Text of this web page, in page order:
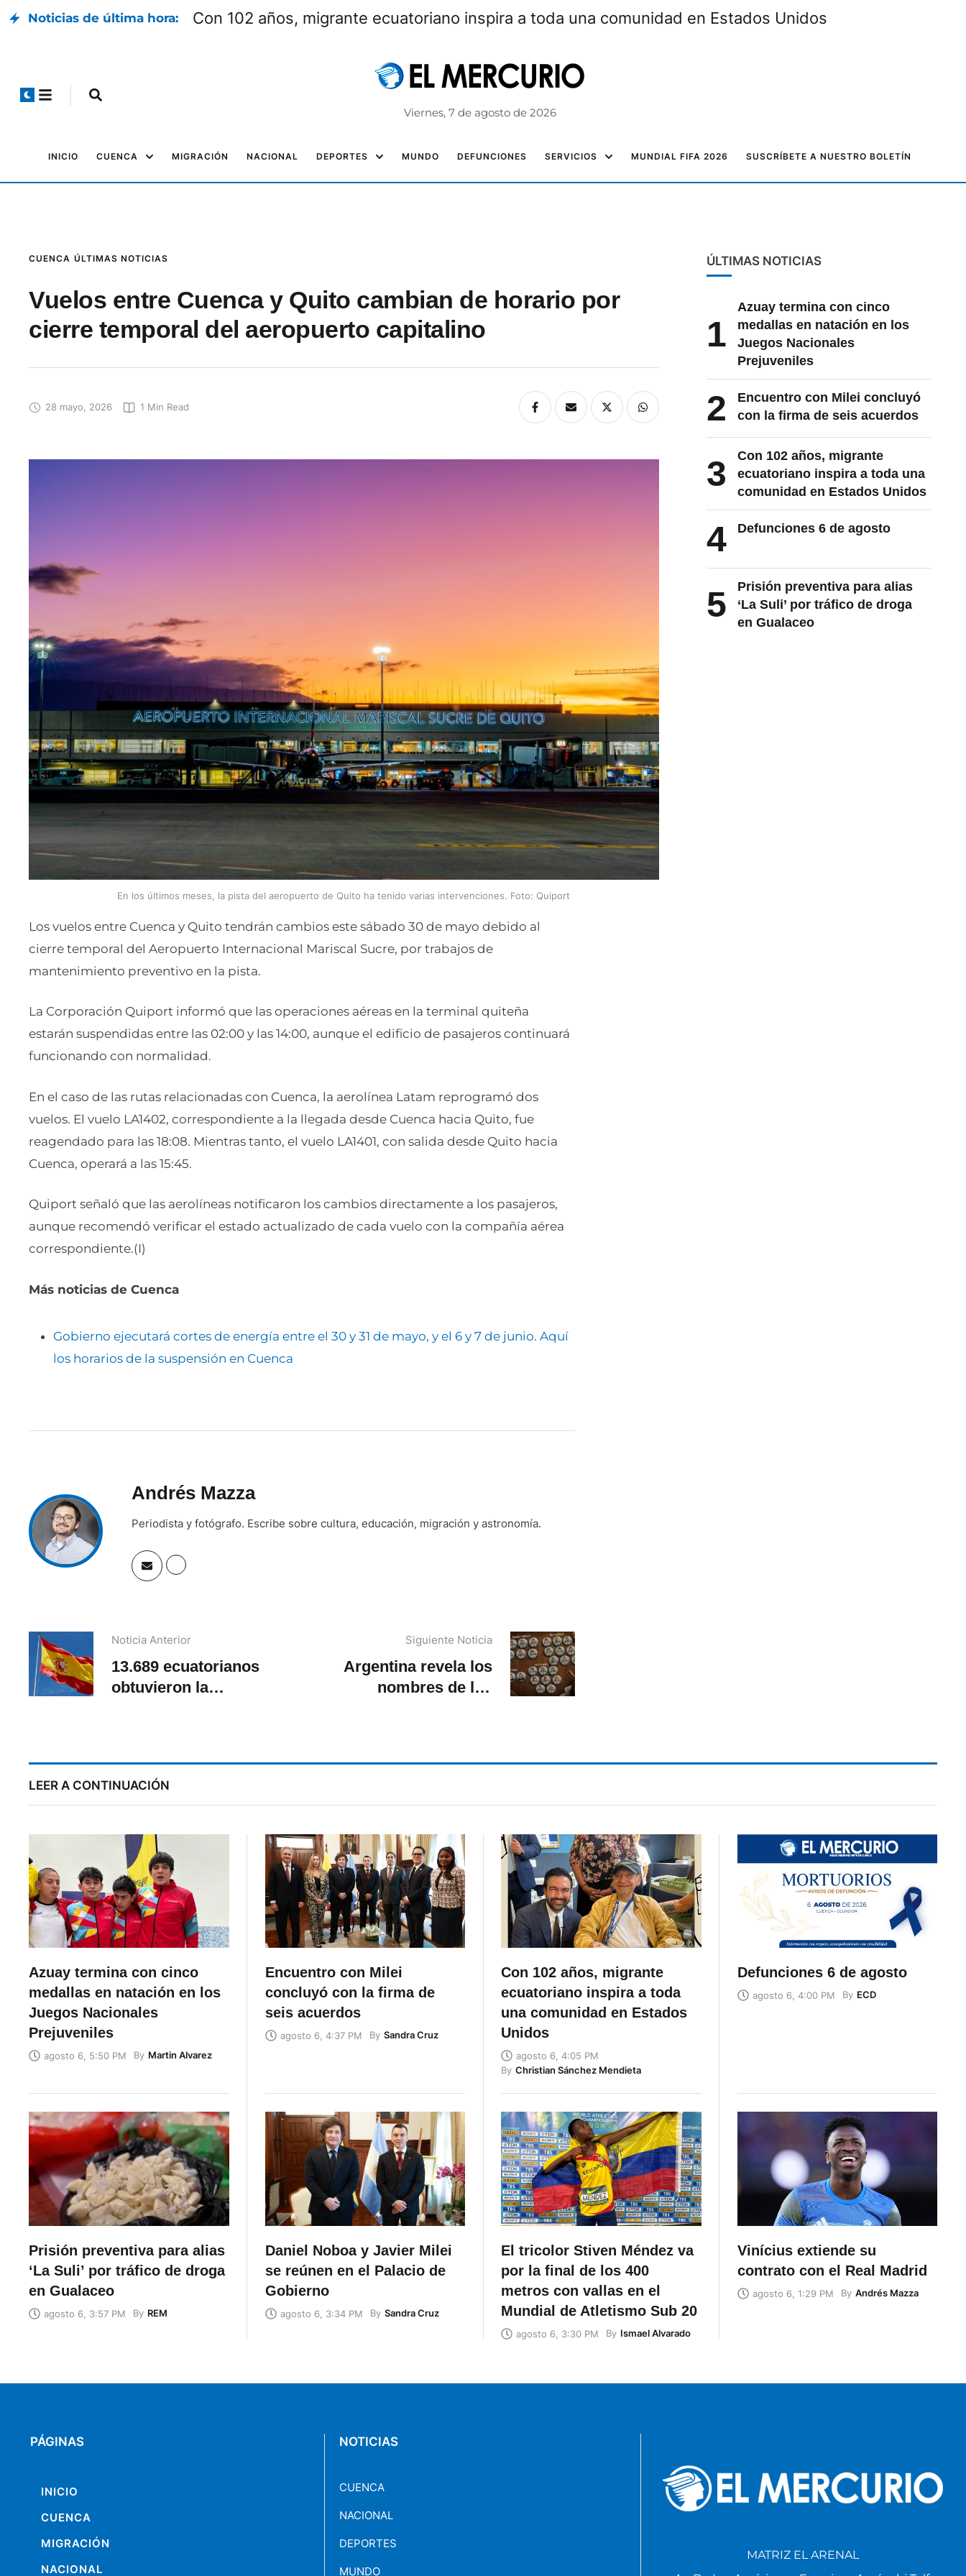
Noticias de última hora: Con 102 años, migrante ecuatoriano inspira a toda una comunidad en Estados Unidos
Viernes, 7 de agosto de 2026
INICIO CUENCA MIGRACIÓN NACIONAL DEPORTES MUNDO DEFUNCIONES SERVICIOS MUNDIAL FIFA 2026 SUSCRÍBETE A NUESTRO BOLETÍN
CUENCA ÚLTIMAS NOTICIAS
Vuelos entre Cuenca y Quito cambian de horario por
cierre temporal del aeropuerto capitalino
28 mayo, 2026 1 Min Read
En los últimos meses, la pista del aeropuerto de Quito ha tenido varias intervenciones. Foto: Quiport
Los vuelos entre Cuenca y Quito tendrán cambios este sábado 30 de mayo debido al
cierre temporal del Aeropuerto Internacional Mariscal Sucre, por trabajos de
mantenimiento preventivo en la pista.
La Corporación Quiport informó que las operaciones aéreas en la terminal quiteña
estarán suspendidas entre las 02:00 y las 14:00, aunque el edificio de pasajeros continuará
funcionando con normalidad.
En el caso de las rutas relacionadas con Cuenca, la aerolínea Latam reprogramó dos
vuelos. El vuelo LA1402, correspondiente a la llegada desde Cuenca hacia Quito, fue
reagendado para las 18:08. Mientras tanto, el vuelo LA1401, con salida desde Quito hacia
Cuenca, operará a las 15:45.
Quiport señaló que las aerolíneas notificaron los cambios directamente a los pasajeros,
aunque recomendó verificar el estado actualizado de cada vuelo con la compañía aérea
correspondiente.(I)
Más noticias de Cuenca
Gobierno ejecutará cortes de energía entre el 30 y 31 de mayo, y el 6 y 7 de junio. Aquí
los horarios de la suspensión en Cuenca
Andrés Mazza
Periodista y fotógrafo. Escribe sobre cultura, educación, migración y astronomía.
Noticia Anterior
13.689 ecuatorianos
obtuvieron la
Siguiente Noticia
Argentina revela los
nombres de los
ÚLTIMAS NOTICIAS
1
Azuay termina con cinco
medallas en natación en los
Juegos Nacionales
Prejuveniles
2
Encuentro con Milei concluyó
con la firma de seis acuerdos
3
Con 102 años, migrante
ecuatoriano inspira a toda una
comunidad en Estados Unidos
4 Defunciones 6 de agosto
5
Prisión preventiva para alias
‘La Suli’ por tráfico de droga
en Gualaceo
LEER A CONTINUACIÓN
Azuay termina con cinco
medallas en natación en los
Juegos Nacionales
Prejuveniles
agosto 6, 5:50 PM By Martin Alvarez
Encuentro con Milei
concluyó con la firma de
seis acuerdos
agosto 6, 4:37 PM By Sandra Cruz
Con 102 años, migrante
ecuatoriano inspira a toda
una comunidad en Estados
Unidos
agosto 6, 4:05 PM
By Christian Sánchez Mendieta
Defunciones 6 de agosto
agosto 6, 4:00 PM By ECD
Prisión preventiva para alias
‘La Suli’ por tráfico de droga
en Gualaceo
agosto 6, 3:57 PM By REM
Daniel Noboa y Javier Milei
se reúnen en el Palacio de
Gobierno
agosto 6, 3:34 PM By Sandra Cruz
El tricolor Stiven Méndez va
por la final de los 400
metros con vallas en el
Mundial de Atletismo Sub 20
agosto 6, 3:30 PM By Ismael Alvarado
Vinícius extiende su
contrato con el Real Madrid
agosto 6, 1:29 PM By Andrés Mazza
PÁGINAS
INICIO
CUENCA
MIGRACIÓN
NACIONAL
NOTICIAS
CUENCA
NACIONAL
DEPORTES
MUNDO
MATRIZ EL ARENAL